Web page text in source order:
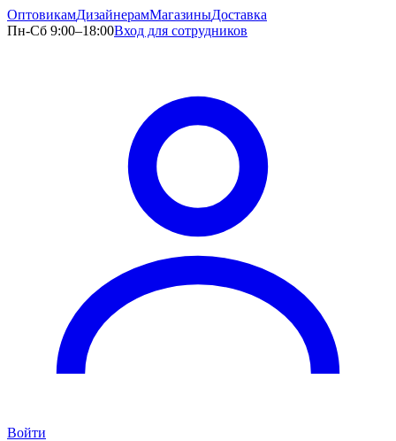
ОптовикамДизайнерамМагазиныДоставка
Пн-Сб 9:00–18:00Вход для сотрудников
Войти